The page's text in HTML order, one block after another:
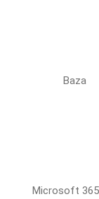
Baza
Microsoft 365